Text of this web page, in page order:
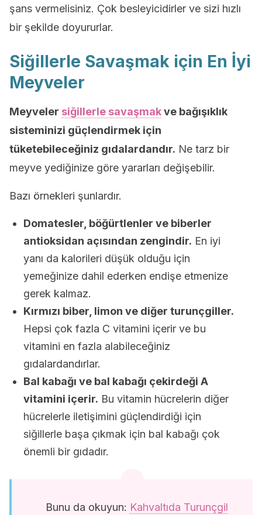
şans vermelisiniz. Çok besleyicidirler ve sizi hızlı
bir şekilde doyururlar.
Siğillerle Savaşmak için En İyi
Meyveler
Meyveler siğillerle savaşmakve bağışıklık
sisteminizi güçlendirmek için
tüketebileceğiniz gıdalardandır. Ne tarz bir
meyve yediğinize göre yararları değişebilir.
Bazı örnekleri şunlardır.
Domatesler, böğürtlenler ve biberler
antioksidan açısından zengindir. En iyi
yanı da kalorileri düşük olduğu için
yemeğinize dahil ederken endişe etmenize
gerek kalmaz.
Kırmızı biber, limon ve diğer turunçgiller.
Hepsi çok fazla C vitamini içerir ve bu
vitamini en fazla alabileceğiniz
gıdalardandırlar.
Bal kabağı ve bal kabağı çekirdeği A
vitamini içerir. Bu vitamin hücrelerin diğer
hücrelerle iletişimini güçlendirdiği için
siğillerle başa çıkmak için bal kabağı çok
önemli bir gıdadır.
Bunu da okuyun: Kahvaltıda Turunçgil